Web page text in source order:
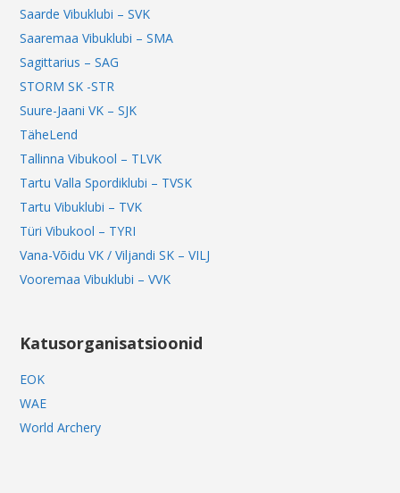
Saarde Vibuklubi – SVK
Saaremaa Vibuklubi – SMA
Sagittarius – SAG
STORM SK -STR
Suure-Jaani VK – SJK
TäheLend
Tallinna Vibukool – TLVK
Tartu Valla Spordiklubi – TVSK
Tartu Vibuklubi – TVK
Türi Vibukool – TYRI
Vana-Võidu VK / Viljandi SK – VILJ
Vooremaa Vibuklubi – VVK
Katusorganisatsioonid
EOK
WAE
World Archery